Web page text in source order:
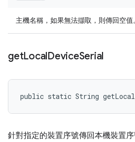
主機名稱，如果無法擷取，則傳回空值。
getLocalDeviceSerial
public static String
針對指定的裝置序號傳回本機裝置序